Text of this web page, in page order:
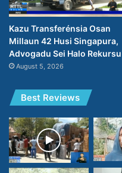
Kazu Transferénsia Osan
Millaun 42 Husi Singapura,
Advogadu Sei Halo Rekursu
August 5, 2026
Best Reviews